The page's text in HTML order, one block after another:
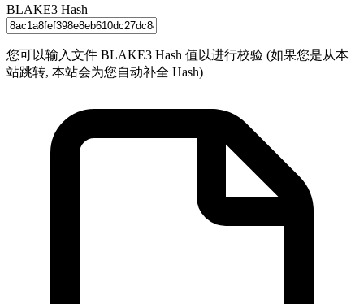
BLAKE3 Hash
您可以输入文件 BLAKE3 Hash 值以进行校验 (如果您是从本
站跳转, 本站会为您自动补全 Hash)